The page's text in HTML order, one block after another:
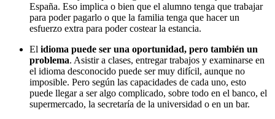
España. Eso implica o bien que el alumno tenga que trabajar
para poder pagarlo o que la familia tenga que hacer un
esfuerzo extra para poder costear la estancia.
El idioma puede ser una oportunidad, pero también un
problema. Asistir a clases, entregar trabajos y examinarse en
el idioma desconocido puede ser muy difícil, aunque no
imposible. Pero según las capacidades de cada uno, esto
puede llegar a ser algo complicado, sobre todo en el banco, el
supermercado, la secretaría de la universidad o en un bar.